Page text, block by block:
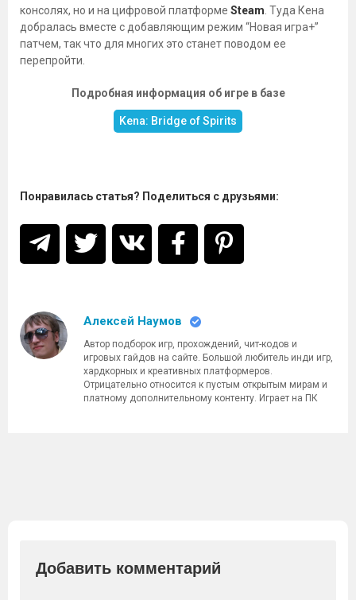
консолях, но и на цифровой платформе Steam . Туда Кена
добралась вместе с добавляющим режим “Новая игра+”
патчем, так что для многих это станет поводом ее
перепройти.
Подробная информация об игре в базе
Kena: Bridge of Spirits
Понравилась статья? Поделиться с друзьями:
Алексей Наумов
Автор подборок игр, прохождений, чит-кодов и
игровых гайдов на сайте. Большой любитель инди игр,
хардкорных и креативных платформеров.
Отрицательно относится к пустым открытым мирам и
платному дополнительному контенту. Играет на ПК
Добавить комментарий